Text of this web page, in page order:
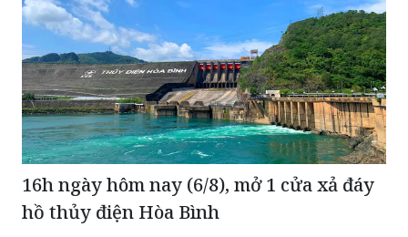
16h ngày hôm nay (6/8), mở 1 cửa xả đáy
hồ thủy điện Hòa Bình